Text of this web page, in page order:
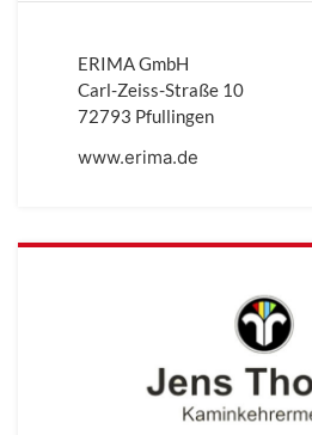
ERIMA GmbH
Carl-Zeiss-Straße 10
72793 Pfullingen
www.erima.de